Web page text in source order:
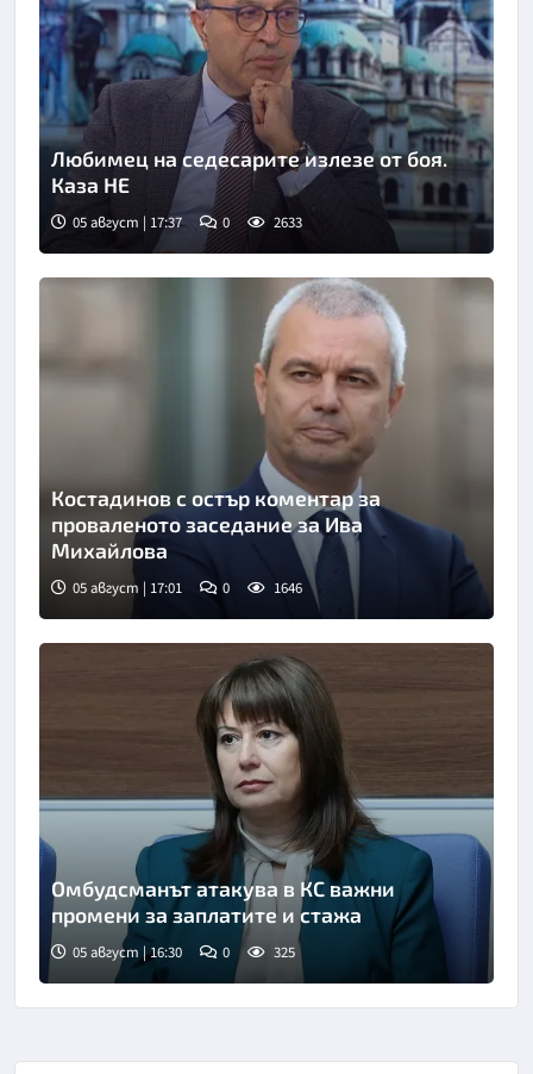
Любимец на седесарите излезе от боя.
Каза НЕ
05 август | 17:37 0 2633
Костадинов с остър коментар за
проваленото заседание за Ива
Михайлова
05 август | 17:01 0 1646
Омбудсманът атакува в КС важни
промени за заплатите и стажа
05 август | 16:30 0 325